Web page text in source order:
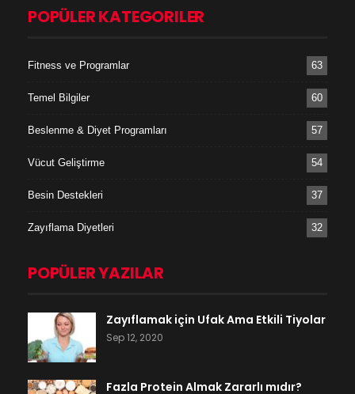
POPÜLER KATEGORILER
Fitness ve Programlar 63
Temel Bilgiler 60
Beslenme & Diyet Programları 57
Vücut Geliştirme 54
Besin Destekleri 37
Zayıflama Diyetleri 32
POPÜLER YAZILAR
Zayıflamak için Ufak Ama Etkili Tiyolar
Sep 12, 2020
Fazla Protein Almak Zararlı mıdır?